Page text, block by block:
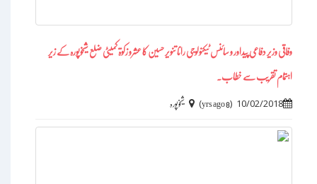
وفاقی وزیر دفاعی پیداور و سائنس ٹیکنولوجی رانا تنویر حسین کا عشرو زکوۃ کمیٹی ضلع شیخوپورہ کے زیر
اہتمام تقریب سے خطاب۔
10/02/2018
(
8 yrs ago
) شیخوپورہ